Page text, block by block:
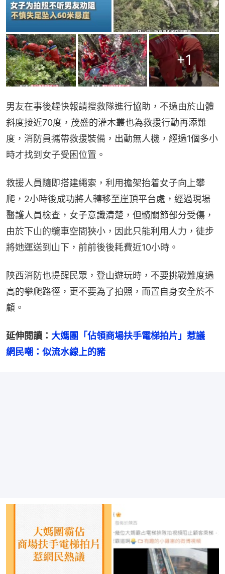
+1
男友在事後趕快報請搜救隊進行協助，不過由於山體
斜度接近70度，茂盛的灌木叢也為救援行動再添難
度，消防員攜帶救援裝備，出動無人機，經過1個多小
時才找到女子受困位置。
救援人員隨即搭建繩索，利用擔架抬着女子向上攀
爬，2小時後成功將人轉移至崖頂平台處，經過現場
醫護人員檢查，女子意識清楚，但髖關節部分受傷，
由於下山的纜車空間狹小，因此只能利用人力，徒步
將她運送到山下，前前後後耗費近10小時。
陕西消防也提醒民眾，登山遊玩時，不要挑戰難度過
高的攀爬路徑，更不要為了拍照，而置自身安全於不
顧。
延伸閱讀： 大媽團「佔領商場扶手電梯拍片」惹議
網民嘲：似流水線上的豬